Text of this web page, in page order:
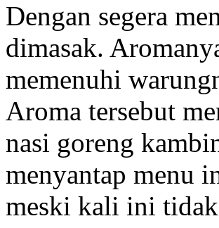
Dengan segera
dimasak.
memenuhi
Aroma tersebut
nasi goreng
menyantap menu
meski kali ini